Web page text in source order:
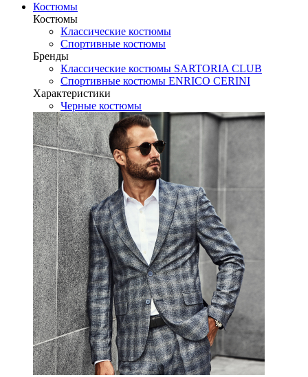
Костюмы
Костюмы
Классические костюмы
Спортивные костюмы
Бренды
Классические костюмы SARTORIA CLUB
Спортивные костюмы ENRICO CERINI
Характеристики
Черные костюмы